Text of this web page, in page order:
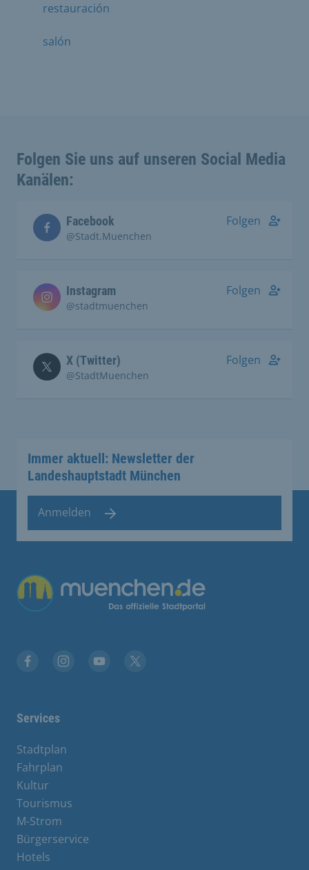
restauración
salón
Folgen Sie uns auf unseren Social Media
Kanälen:
Facebook
@Stadt.Muenchen
Folgen
Instagram
@stadtmuenchen
Folgen
X (Twitter)
@StadtMuenchen
Folgen
Immer aktuell: Newsletter der
Landeshauptstadt München
Anmelden
Übergreifende Links
Services
Stadtplan
Fahrplan
Kultur
Tourismus
M-Strom
Bürgerservice
Hotels